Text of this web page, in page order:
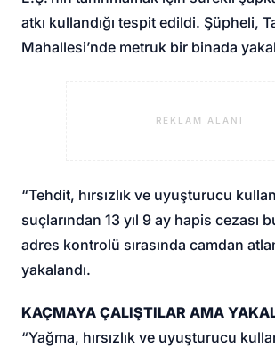
atkı kullandığı tespit edildi. Şüpheli,
Mahallesi’nde metruk bir binada
REKLAM ALANI
“Tehdit, hırsızlık ve uyuşturucu
suçlarından 13 yıl 9 ay hapis cezası
adres kontrolü sırasında camdan
yakalandı.
KAÇMAYA ÇALIŞTILAR AMA
“Yağma, hırsızlık ve uyuşturucu